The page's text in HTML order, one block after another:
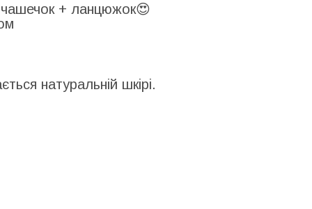
+ ланцюжок😍
натуральній шкірі.